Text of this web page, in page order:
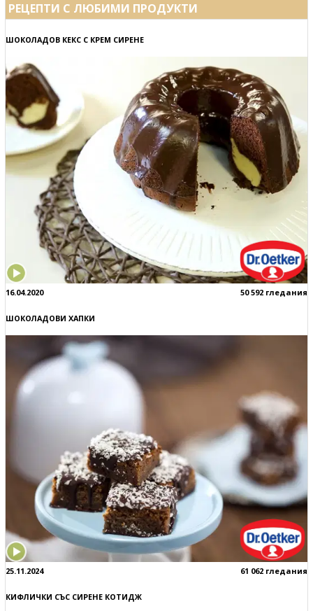
РЕЦЕПТИ С ЛЮБИМИ ПРОДУКТИ
ШОКОЛАДОВ КЕКС С КРЕМ СИРЕНЕ
16.04.2020 50 592 гледания
ШОКОЛАДОВИ ХАПКИ
25.11.2024 61 062 гледания
КИФЛИЧКИ СЪС СИРЕНЕ КОТИДЖ